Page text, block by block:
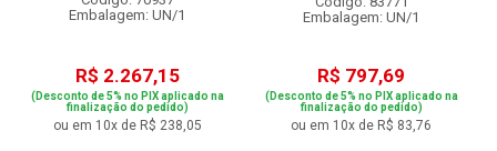
Embalagem: UN/1
R$ 2.267,15
(Desconto de 5% no PIX aplicado na
finalização do pedido)
ou em 10x de R$ 238,05
Embalagem: UN/1
R$ 797,69
(Desconto de 5% no PIX aplicado na
finalização do pedido)
ou em 10x de R$ 83,76